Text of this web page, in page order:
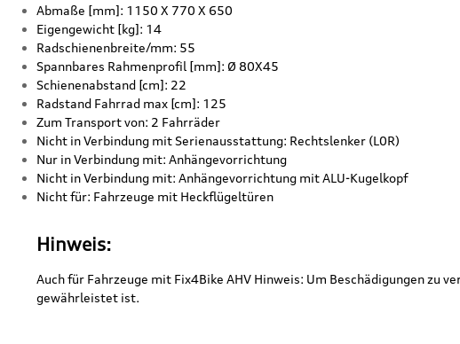
Abmaße [mm]: 1150 X 770 X 650
Eigengewicht [kg]: 14
Radschienenbreite/mm: 55
Spannbares Rahmenprofil [mm]: Ø 80X45
Schienenabstand [cm]: 22
Radstand Fahrrad max [cm]: 125
Zum Transport von: 2 Fahrräder
Nicht in Verbindung mit Serienausstattung: Rechtslenker (L0R)
Nur in Verbindung mit: Anhängevorrichtung
Nicht in Verbindung mit: Anhängevorrichtung mit ALU-Kugelkopf
Nicht für: Fahrzeuge mit Heckflügeltüren
Hinweis:
Auch für Fahrzeuge mit Fix4Bike AHV Hinweis: Um Beschädigungen zu
gewährleistet ist.